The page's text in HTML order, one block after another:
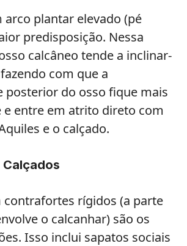
arco plantar elevado (pé
predisposição. Nessa
calcâneo tende a inclinar-
com que a
posterior do osso fique mais
entre em atrito direto com
e o calçado.
Calçados
contrafortes rígidos (a parte
o calcanhar) são os
Isso inclui sapatos sociais